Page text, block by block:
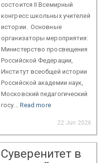
состоится II Всемирный
конгресс школьных учителей
истории. Основные
организаторы мероприятия:
Министерство просвещения
Российской Федерации,
Институт всеобщей истории
Российской академии наук,
Московский педагогический
госу... Read more
22 Jun 2026
Суверенитет в